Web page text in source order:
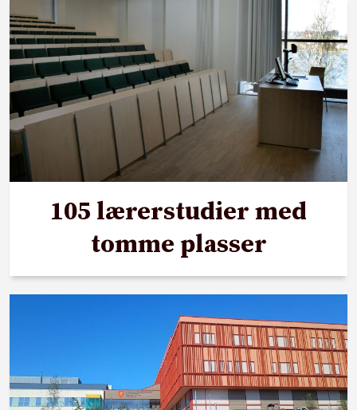
105 lærerstudier med
tomme plasser